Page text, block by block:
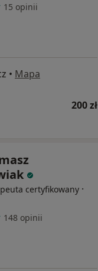
15 opinii
• Mapa
200 zł
certyfikowany ·
148 opinii